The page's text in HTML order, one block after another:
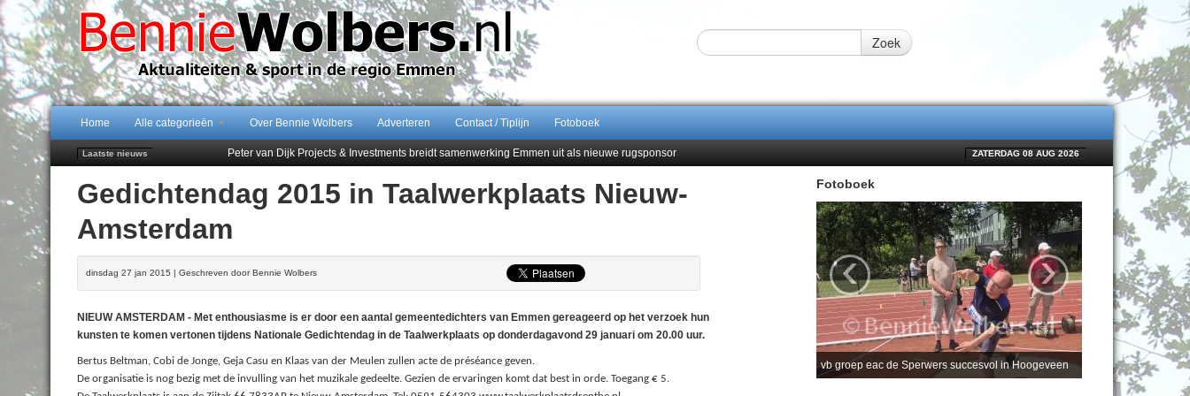
Zoek
Home Alle categorieën Over Bennie Wolbers Adverteren Contact / Tiplijn Fotoboek
Laatste nieuws
Peter van Dijk Projects & Investments breidt samenwerking Emmen uit als nieuwe rugsponsor
102 kaarsen voor eeuwling Mieke Sijbom-Maatje
Emmen wint op Open Dag overtuigend van Almere City
Treffer van Quispel bezorgt FC Emmen droomstart
ZATERDAG 08 AUG 2026
Gedichtendag 2015 in Taalwerkplaats Nieuw-
Amsterdam
dinsdag 27 jan 2015 | Geschreven door Bennie Wolbers
NIEUW AMSTERDAM - Met enthousiasme is er door een aantal gemeentedichters van Emmen gereageerd op het verzoek hun
kunsten te komen vertonen tijdens Nationale Gedichtendag in de Taalwerkplaats op donderdagavond 29 januari om 20.00 uur.
Bertus Beltman, Cobi de Jonge, Geja Casu en Klaas van der Meulen zullen acte de préséance geven.
De organisatie is nog bezig met de invulling van het muzikale gedeelte. Gezien de ervaringen komt dat best in orde. Toegang € 5.
Fotoboek
vb groep eac de Sperwers succesvol in Hoogeveen
‹ ›